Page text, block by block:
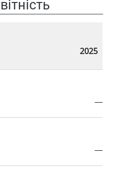
2025
—
—